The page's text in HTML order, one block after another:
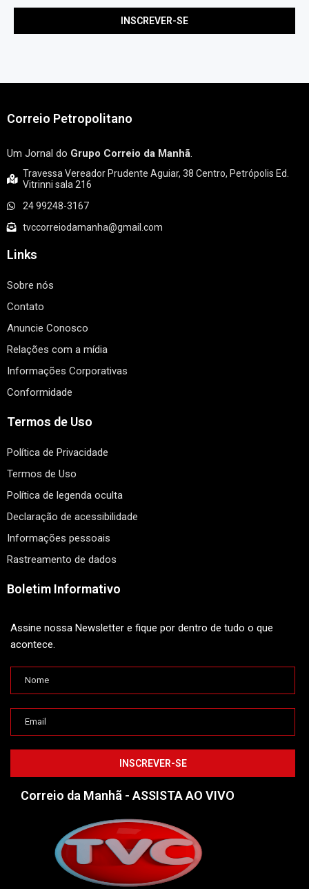
Correio Petropolitano
Um Jornal do Grupo Correio da Manhã.
Travessa Vereador Prudente Aguiar, 38 Centro, Petrópolis Ed.
Vitrinni sala 216
24 99248-3167
tvccorreiodamanha@gmail.com
Links
Sobre nós
Contato
Anuncie Conosco
Relações com a mídia
Informações Corporativas
Conformidade
Termos de Uso
Política de Privacidade
Termos de Uso
Política de legenda oculta
Declaração de acessibilidade
Informações pessoais
Rastreamento de dados
Boletim Informativo
Assine nossa Newsletter e fique por dentro de tudo o que
acontece.
Correio da Manhã - ASSISTA AO VIVO